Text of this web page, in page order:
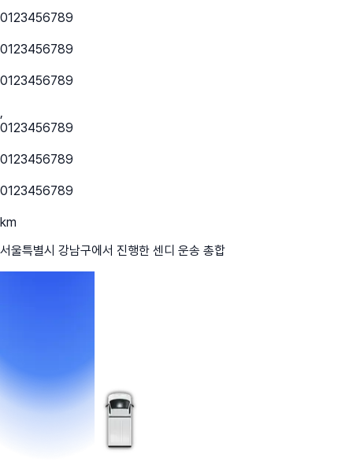
0123456789
0123456789
0123456789
,
0123456789
0123456789
0123456789
km
서울특별시 강남구에서 진행한 센디 운송 총합